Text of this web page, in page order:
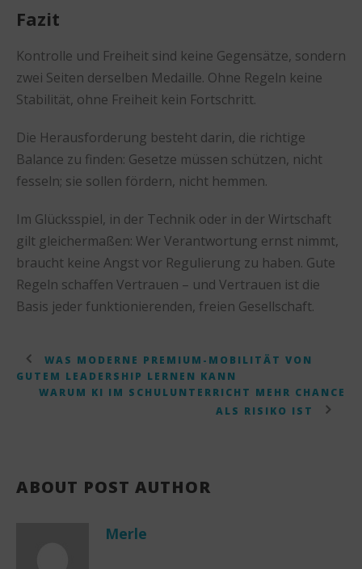
Fazit
Kontrolle und Freiheit sind keine Gegensätze, sondern
zwei Seiten derselben Medaille. Ohne Regeln keine
Stabilität, ohne Freiheit kein Fortschritt.
Die Herausforderung besteht darin, die richtige
Balance zu finden: Gesetze müssen schützen, nicht
fesseln; sie sollen fördern, nicht hemmen.
Im Glücksspiel, in der Technik oder in der Wirtschaft
gilt gleichermaßen: Wer Verantwortung ernst nimmt,
braucht keine Angst vor Regulierung zu haben. Gute
Regeln schaffen Vertrauen – und Vertrauen ist die
Basis jeder funktionierenden, freien Gesellschaft.
WAS MODERNE PREMIUM-MOBILITÄT VON
GUTEM LEADERSHIP LERNEN KANN
WARUM KI IM SCHULUNTERRICHT MEHR CHANCE
ALS RISIKO IST
ABOUT POST AUTHOR
Merle